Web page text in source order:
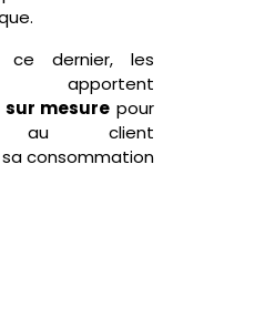
ce dernier, les
apportent
mesure pour
au client
consommation